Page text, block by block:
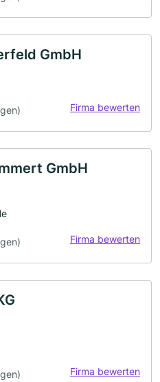
GmbH
Firma bewerten
GmbH
Firma bewerten
Firma bewerten